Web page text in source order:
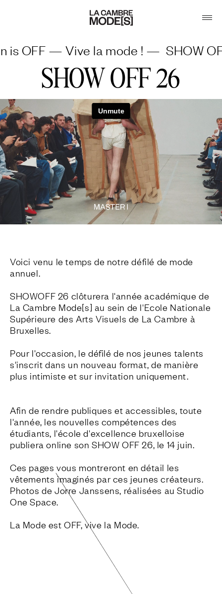
— Vive la mode ! —SHOW OFF IS
SHOW OFF 26
Voici venu le temps de notre défilé de mode
annuel.
SHOWOFF 26 clôturera l'année académique de
La Cambre Mode[s] au sein de l'Ecole Nationale
Supérieure des Arts Visuels de La Cambre à
Bruxelles.
Pour l'occasion, le défilé de nos jeunes talents
s'inscrit dans un nouveau format, de manière
plus intimiste et sur invitation uniquement.
Afin de rendre publiques et accessibles, toute
l'année, les nouvelles compétences des
étudiants, l'école d'excellence bruxelloise
publiera online son SHOW OFF 26, le 14 juin.
Ces pages vous montreront en détail les
vêtements imaginés par ces jeunes créateurs.
Photos de Jorre Janssens, réalisées au Studio
One Space.
La Mode est OFF, vive la Mode.